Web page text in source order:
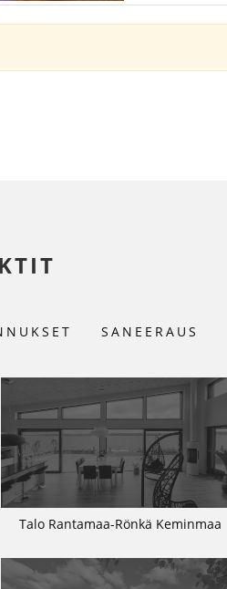
SANEERAUS
Talo Rantamaa-Rönkä Keminmaa